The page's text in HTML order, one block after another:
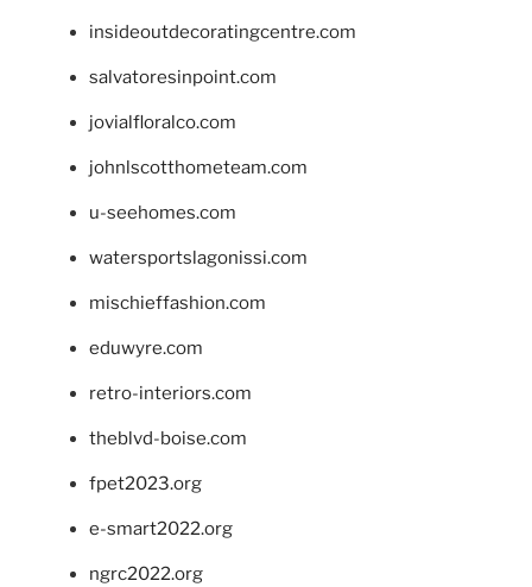
insideoutdecoratingcentre.com
salvatoresinpoint.com
jovialfloralco.com
johnlscotthometeam.com
u-seehomes.com
watersportslagonissi.com
mischieffashion.com
eduwyre.com
retro-interiors.com
theblvd-boise.com
fpet2023.org
e-smart2022.org
ngrc2022.org